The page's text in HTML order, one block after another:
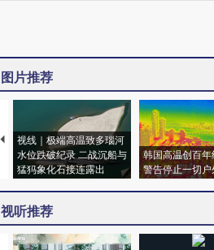
图片推荐
视线｜极端高温致多瑙河
水位跌破纪录 二战沉船与
猛犸象化石接连露出
韩国高温创百年
警告停止一切户
视听推荐